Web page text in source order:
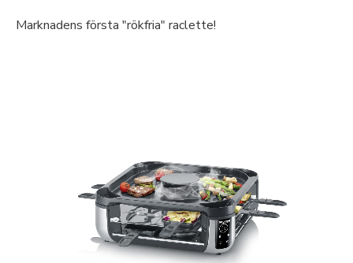
Marknadens första "rökfria" raclette!